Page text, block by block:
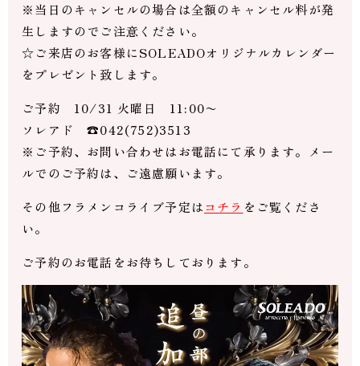
※当日のキャンセルの場合は全額のキャンセル料が発
生しますのでご注意ください。
☆ご来店のお客様にSOLEADOオリジナルカレンダー
をプレゼント致します。
ご予約 10/31 火曜日 11:00〜
ソレアド ☎︎042(752)3513
※ご予約、お問い合わせはお電話にて承ります。メー
ルでのご予約は、ご遠慮願います。
その他フラメンコライブ予定はコチラ をご覧くださ
い。
ご予約のお電話をお待ちしております。